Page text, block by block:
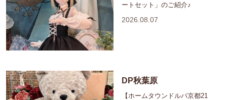
ートセット」のご紹介♪
2026.08.07
DP秋葉原
【ホームタウンドルパ京都21